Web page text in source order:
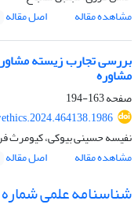
مشاهده مقاله
اصل مقاله
بررسی تجارب زیسته
مشاوره
صفحه163-194
نفیسه حسینی بیوکی، کیومرث
مشاهده مقاله
اصل مقاله
شناسنامه علمی شماره